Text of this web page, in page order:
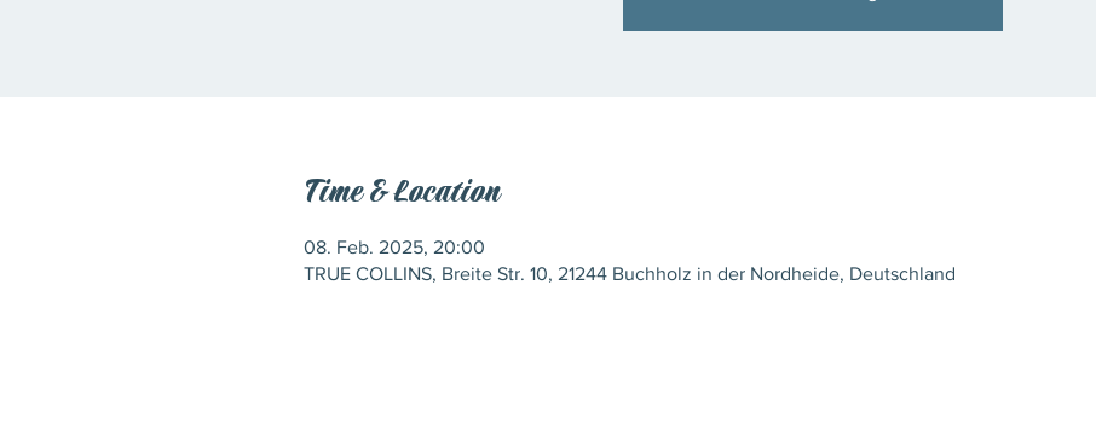
Time & Location
08. Feb. 2025, 20:00
TRUE COLLINS, Breite Str. 10, 21244 Buchholz in der Nordheide, Deutschland